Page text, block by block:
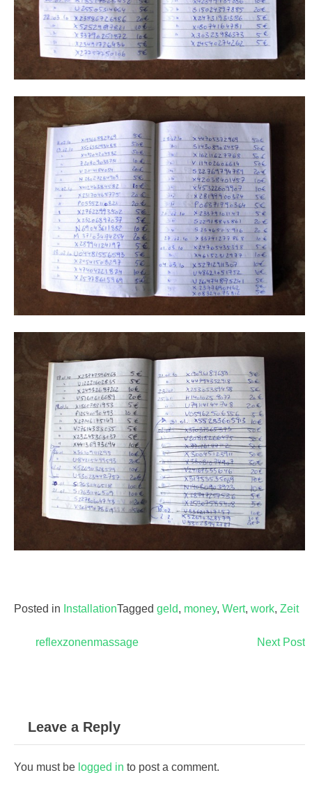
Posted in InstallationTagged geld, money, Wert, work, Zeit
reflexzonenmassage Next Post
Leave a Reply
You must be logged in to post a comment.